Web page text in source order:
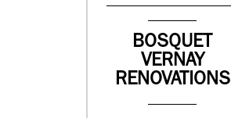
BOSQUET
VERNAY
RENOVATIONS